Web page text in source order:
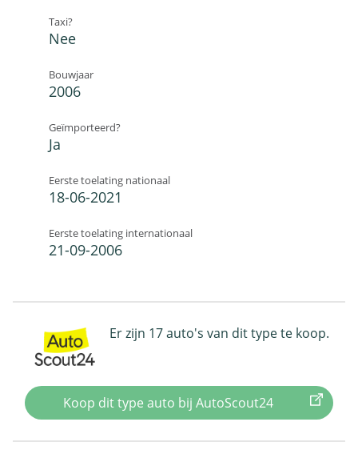
Taxi?
Nee
Bouwjaar
2006
Geïmporteerd?
Ja
Eerste toelating nationaal
18-06-2021
Eerste toelating internationaal
21-09-2006
Er zijn 17 auto's van dit type te koop.
Koop dit type auto bij AutoScout24